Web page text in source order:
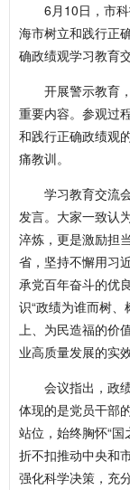
6月10日，市
海市树立和践行正
确政绩观学习教育
开展警示教育
重要内容。参观过
和践行正确政绩观
痛教训。
学习教育交流
发言。大家一致认
淬炼，更是激励担
省，坚持不懈用习
承党百年奋斗的优
识“政绩为谁而树
上、为民造福的价
业高质量发展的实效
会议指出，政
体现的是党员干部
站位，始终胸怀“国
折不扣推动中央和
强化科学决策，充